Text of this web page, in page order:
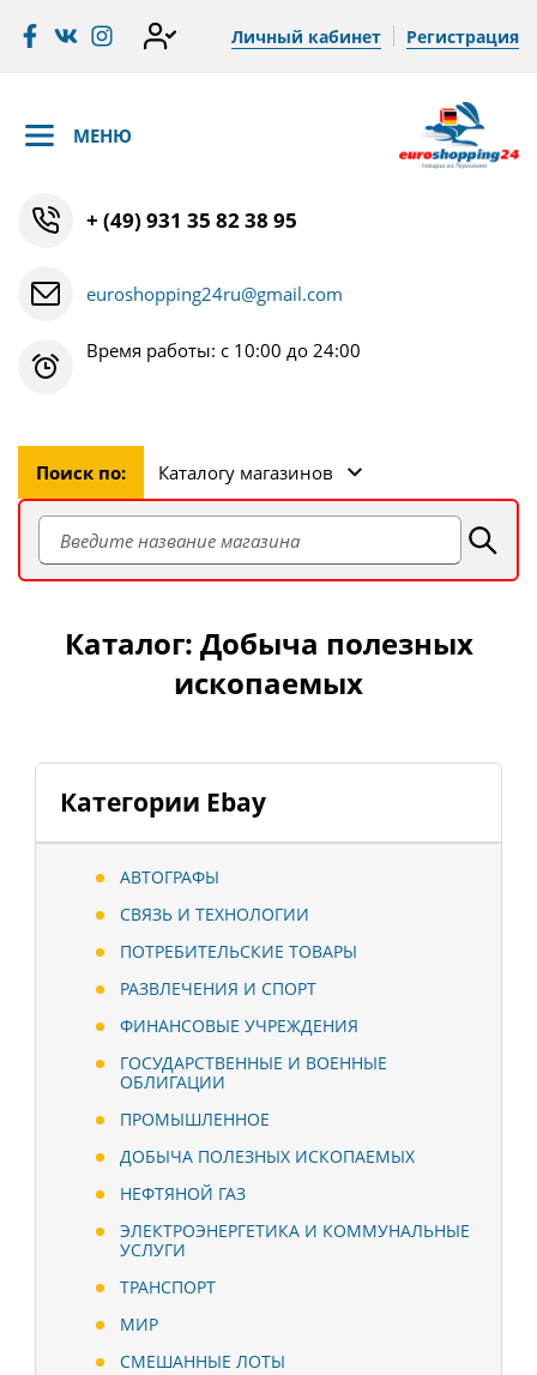
Личный кабинет Регистрация
МЕНЮ
+ (49) 931 35 82 38 95
euroshopping24ru@gmail.com
Время работы: с 10:00 до 24:00
Поиск по: Каталогу магазинов
Категории Ebay
АВТОГРАФЫ
СВЯЗЬ И ТЕХНОЛОГИИ
ПОТРЕБИТЕЛЬСКИЕ ТОВАРЫ
РАЗВЛЕЧЕНИЯ И СПОРТ
ФИНАНСОВЫЕ УЧРЕЖДЕНИЯ
ГОСУДАРСТВЕННЫЕ И ВОЕННЫЕ
ОБЛИГАЦИИ
ПРОМЫШЛЕННОЕ
ДОБЫЧА ПОЛЕЗНЫХ ИСКОПАЕМЫХ
НЕФТЯНОЙ ГАЗ
ЭЛЕКТРОЭНЕРГЕТИКА И КОММУНАЛЬНЫЕ
УСЛУГИ
ТРАНСПОРТ
МИР
СМЕШАННЫЕ ЛОТЫ
Каталог: Добыча полезных
ископаемых